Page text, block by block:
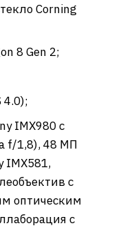
Corning
8 Gen 2;
4.0);
IMX980 с
f/1,8), 48 МП
IMX581,
с
оптическим
с